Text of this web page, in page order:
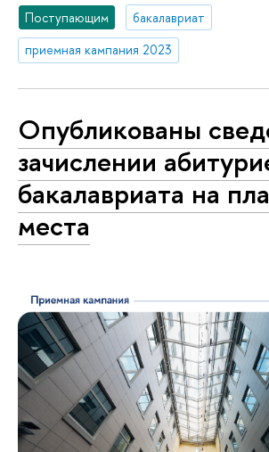
Поступающим
бакалавриат
приемная кампания 2023
Опубликованы
зачислении
бакалавриата на
места